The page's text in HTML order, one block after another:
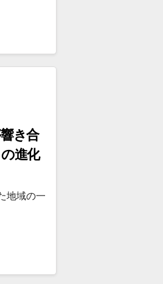
き合
進化
地域の一